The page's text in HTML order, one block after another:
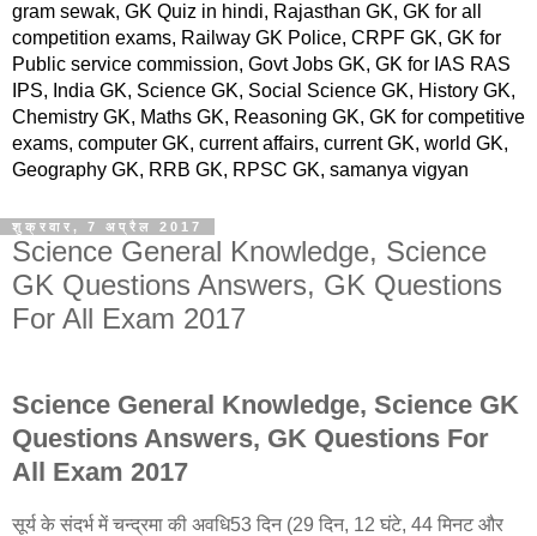
gram sewak, GK Quiz in hindi, Rajasthan GK, GK for all
competition exams, Railway GK Police, CRPF GK, GK for
Public service commission, Govt Jobs GK, GK for IAS RAS
IPS, India GK, Science GK, Social Science GK, History GK,
Chemistry GK, Maths GK, Reasoning GK, GK for competitive
exams, computer GK, current affairs, current GK, world GK,
Geography GK, RRB GK, RPSC GK, samanya vigyan
शुक्रवार, 7 अप्रैल 2017
Science General Knowledge, Science
GK Questions Answers, GK Questions
For All Exam 2017
Science General Knowledge, Science GK
Questions Answers, GK Questions For
All Exam 2017
सूर्य के संदर्भ में चन्द्रमा की अवधि53 दिन (29 दिन, 12 घंटे, 44 मिनट और